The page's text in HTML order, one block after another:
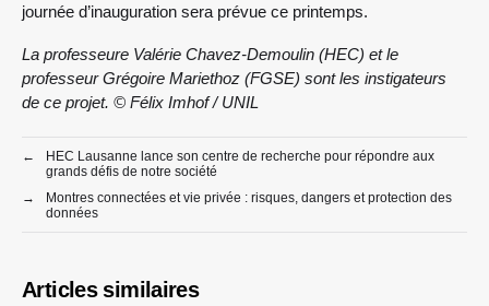
journée d’inauguration sera prévue ce printemps.
La professeure Valérie Chavez-Demoulin (HEC) et le
professeur Grégoire Mariethoz (FGSE) sont les instigateurs
de ce projet. © Félix Imhof / UNIL
←
HEC Lausanne lance son centre de recherche pour répondre aux
grands défis de notre société
→
Montres connectées et vie privée : risques, dangers et protection des
données
Articles similaires